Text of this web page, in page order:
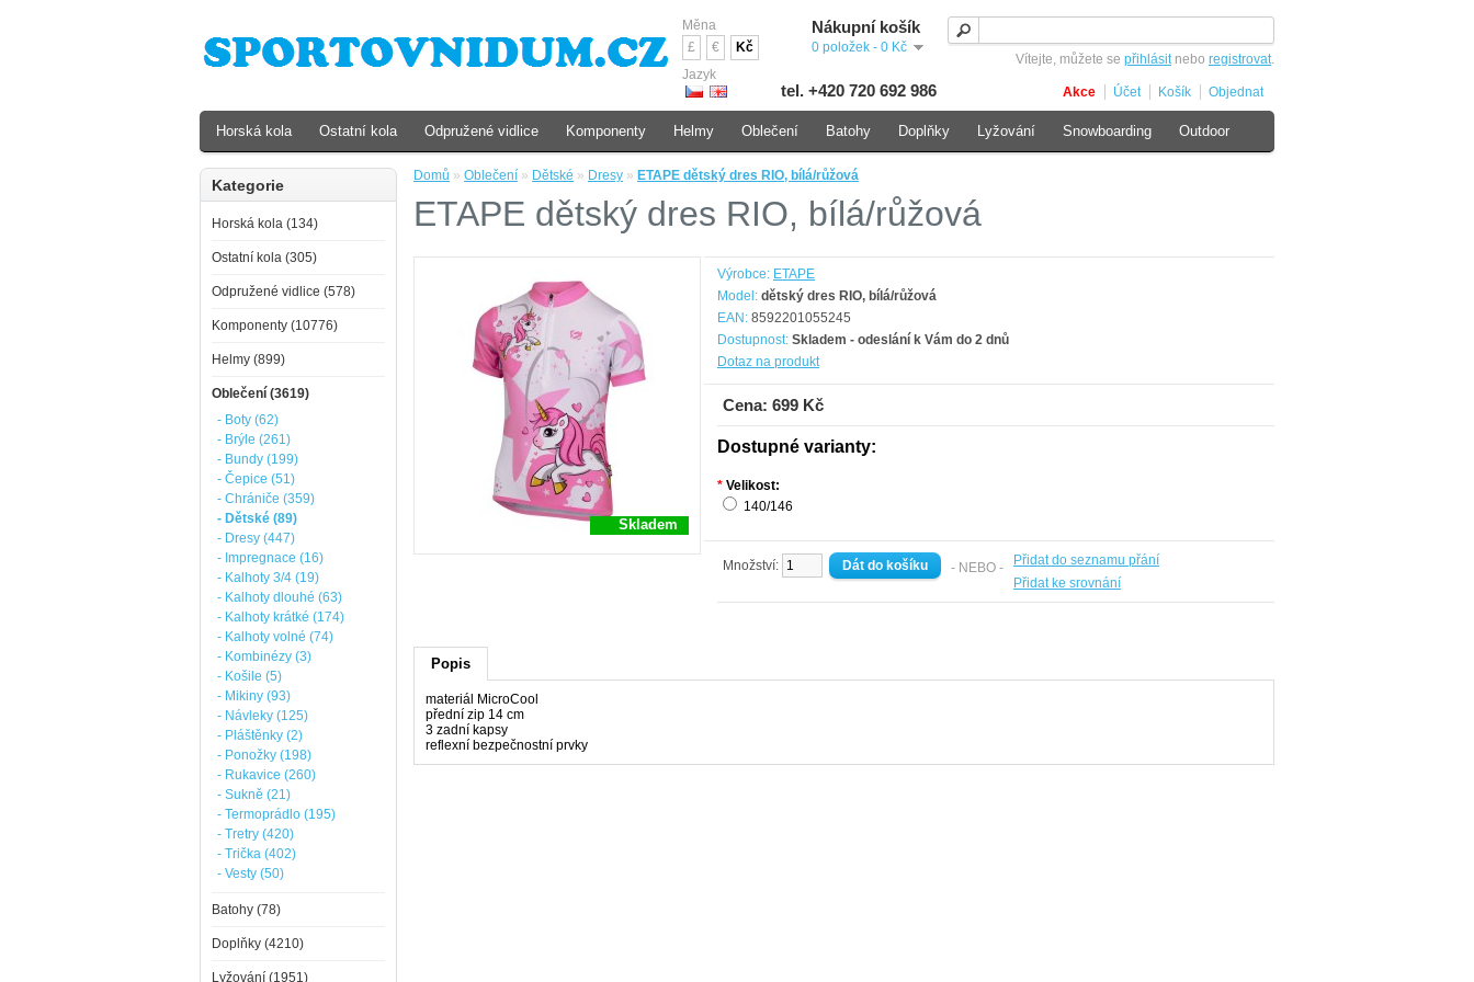
Jazyk
Měna
£
€ Kč
Nákupní košík
0 položek - 0 Kč
Vítejte, můžete se přihlásitnebo registrovat.
tel. +420 720 692 986 Akce Účet Košík Objednat
Domů » Oblečení » Dětské » Dresy » ETAPE dětský dres RIO, bílá/růžová
ETAPE dětský dres RIO, bílá/růžová
Skladem
Výrobce: ETAPE
Model: dětský dres RIO, bílá/růžová
EAN: 8592201055245
Dostupnost: Skladem - odeslání k Vám do 2 dnů
Dotaz na produkt
Cena: 699 Kč
Dostupné varianty:
* Velikost:
140/146
Množství: - NEBO -
Přidat do seznamu přání
Přidat ke srovnání
Popis
materiál MicroCool
přední zip 14 cm
3 zadní kapsy
reflexní bezpečnostní prvky
Kategorie
Horská kola (134)
Ostatní kola (305)
Odpružené vidlice (578)
Komponenty (10776)
Helmy (899)
Oblečení (3619)
- Boty (62)
- Brýle (261)
- Bundy (199)
- Čepice (51)
- Chrániče (359)
- Dětské (89)
- Dresy (447)
- Impregnace (16)
- Kalhoty 3/4 (19)
- Kalhoty dlouhé (63)
- Kalhoty krátké (174)
- Kalhoty volné (74)
- Kombinézy (3)
- Košile (5)
- Mikiny (93)
- Návleky (125)
- Pláštěnky (2)
- Ponožky (198)
- Rukavice (260)
- Sukně (21)
- Termoprádlo (195)
- Tretry (420)
- Trička (402)
- Vesty (50)
Batohy (78)
Doplňky (4210)
Lyžování (1951)
Horská kola Ostatní kola Odpružené vidlice Komponenty Helmy Oblečení Batohy Doplňky Lyžování Snowboarding Outdoor